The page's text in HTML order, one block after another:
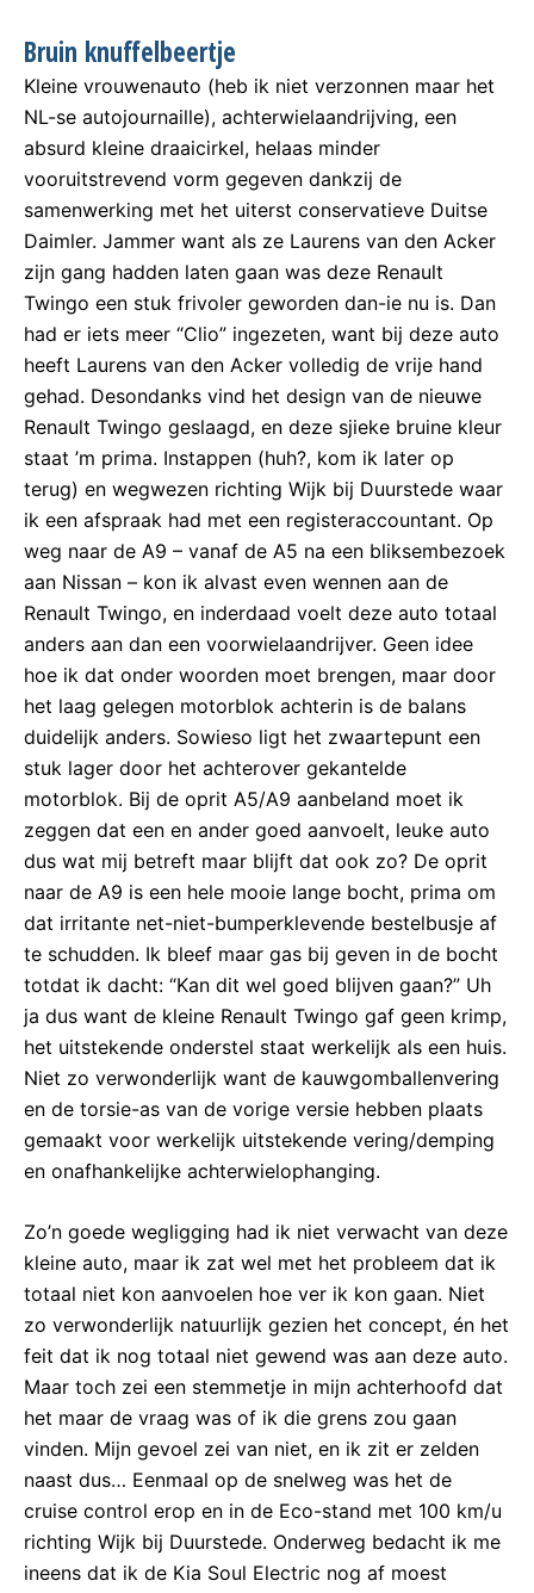
Bruin knuffelbeertje
Kleine vrouwenauto (heb ik niet verzonnen maar het
NL-se autojournaille), achterwielaandrijving, een
absurd kleine draaicirkel, helaas minder
vooruitstrevend vorm gegeven dankzij de
samenwerking met het uiterst conservatieve Duitse
Daimler. Jammer want als ze Laurens van den Acker
zijn gang hadden laten gaan was deze Renault
Twingo een stuk frivoler geworden dan-ie nu is. Dan
had er iets meer “Clio” ingezeten, want bij deze auto
heeft Laurens van den Acker volledig de vrije hand
gehad. Desondanks vind het design van de nieuwe
Renault Twingo geslaagd, en deze sjieke bruine kleur
staat ’m prima. Instappen (huh?, kom ik later op
terug) en wegwezen richting Wijk bij Duurstede waar
ik een afspraak had met een registeraccountant. Op
weg naar de A9 – vanaf de A5 na een bliksembezoek
aan Nissan – kon ik alvast even wennen aan de
Renault Twingo, en inderdaad voelt deze auto totaal
anders aan dan een voorwielaandrijver. Geen idee
hoe ik dat onder woorden moet brengen, maar door
het laag gelegen motorblok achterin is de balans
duidelijk anders. Sowieso ligt het zwaartepunt een
stuk lager door het achterover gekantelde
motorblok. Bij de oprit A5/A9 aanbeland moet ik
zeggen dat een en ander goed aanvoelt, leuke auto
dus wat mij betreft maar blijft dat ook zo? De oprit
naar de A9 is een hele mooie lange bocht, prima om
dat irritante net-niet-bumperklevende bestelbusje af
te schudden. Ik bleef maar gas bij geven in de bocht
totdat ik dacht: “Kan dit wel goed blijven gaan?” Uh
ja dus want de kleine Renault Twingo gaf geen krimp,
het uitstekende onderstel staat werkelijk als een huis.
Niet zo verwonderlijk want de kauwgomballenvering
en de torsie-as van de vorige versie hebben plaats
gemaakt voor werkelijk uitstekende vering/demping
en onafhankelijke achterwielophanging.
Zo’n goede wegligging had ik niet verwacht van deze
kleine auto, maar ik zat wel met het probleem dat ik
totaal niet kon aanvoelen hoe ver ik kon gaan. Niet
zo verwonderlijk natuurlijk gezien het concept, én het
feit dat ik nog totaal niet gewend was aan deze auto.
Maar toch zei een stemmetje in mijn achterhoofd dat
het maar de vraag was of ik die grens zou gaan
vinden. Mijn gevoel zei van niet, en ik zit er zelden
naast dus… Eenmaal op de snelweg was het de
cruise control erop en in de Eco-stand met 100 km/u
richting Wijk bij Duurstede. Onderweg bedacht ik me
ineens dat ik de Kia Soul Electric nog af moest